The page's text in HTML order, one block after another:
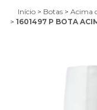
Início > Botas > Acima
> 1601497 P BOTA